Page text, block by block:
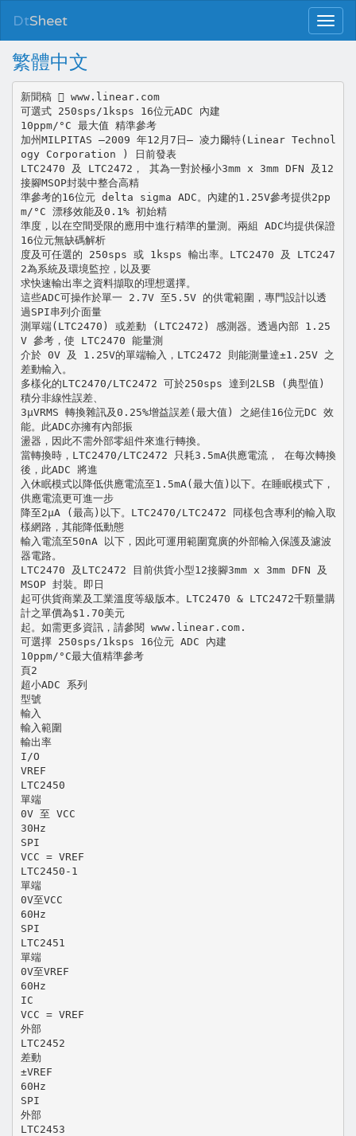
DtSheet
繁體中文
新聞稿  www.linear.com
可選式 250sps/1ksps 16位元ADC 內建
10ppm/°C 最大值 精準參考
加州MILPITAS –2009 年12月7日– 凌力爾特(Linear Technol
ogy Corporation ) 日前發表
LTC2470 及 LTC2472， 其為一對於極小3mm x 3mm DFN 及12
接腳MSOP封裝中整合高精
準參考的16位元 delta sigma ADC。內建的1.25V參考提供2pp
m/°C 漂移效能及0.1% 初始精
準度，以在空間受限的應用中進行精準的量測。兩組 ADC均提供保證
16位元無缺碼解析
度及可任選的 250sps 或 1ksps 輸出率。LTC2470 及 LTC247
2為系統及環境監控，以及要
求快速輸出率之資料擷取的理想選擇。
這些ADC可操作於單一 2.7V 至5.5V 的供電範圍，專門設計以透
過SPI串列介面量
測單端(LTC2470) 或差動 (LTC2472) 感測器。透過內部 1.25
V 參考，使 LTC2470 能量測
介於 0V 及 1.25V的單端輸入，LTC2472 則能測量達±1.25V 之
差動輸入。
多樣化的LTC2470/LTC2472 可於250sps 達到2LSB (典型值)
積分非線性誤差、
3µVRMS 轉換雜訊及0.25%增益誤差(最大值) 之絕佳16位元DC 效
能。此ADC亦擁有內部振
盪器，因此不需外部零組件來進行轉換。
當轉換時，LTC2470/LTC2472 只耗3.5mA供應電流， 在每次轉換
後，此ADC 將進
入休眠模式以降低供應電流至1.5mA(最大值)以下。在睡眠模式下，
供應電流更可進一步
降至2µA (最高)以下。LTC2470/LTC2472 同樣包含專利的輸入取
樣網路，其能降低動態
輸入電流至50nA 以下，因此可運用範圍寬廣的外部輸入保護及濾波
器電路。
LTC2470 及LTC2472 目前供貨小型12接腳3mm x 3mm DFN 及
MSOP 封裝。即日
起可供貨商業及工業溫度等級版本。LTC2470 & LTC2472千顆量購
計之單價為$1.70美元
起。如需更多資訊，請參閱 www.linear.com.
可選擇 250sps/1ksps 16位元 ADC 內建
10ppm/°C最大值精準參考
頁2
超小ADC 系列
型號
輸入
輸入範圍
輸出率
I/O
VREF
LTC2450
單端
0V 至 VCC
30Hz
SPI
VCC = VREF
LTC2450-1
單端
0V至VCC
60Hz
SPI
LTC2451
單端
0V至VREF
60Hz
IC
VCC = VREF
外部
LTC2452
差動
±VREF
60Hz
SPI
外部
LTC2453